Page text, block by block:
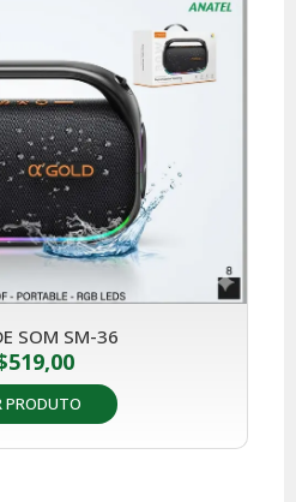
SOM SM-36
519,00
PRODUTO